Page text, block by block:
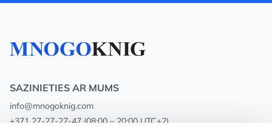
SAZINIETIES AR MUMS
info@mnogoknig.com
+371 27-27-27-47 (08:00 – 20:00 UTC+2)